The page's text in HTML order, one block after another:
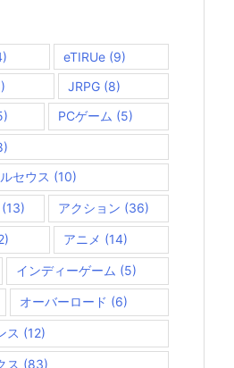
eTIRUe (9)
JRPG(8)
PCゲーム (5)
セウス (10)
(13) アクション (36)
アニメ (14)
インディーゲーム (5)
オーバーロード (6)
ス (12)
ス (83)